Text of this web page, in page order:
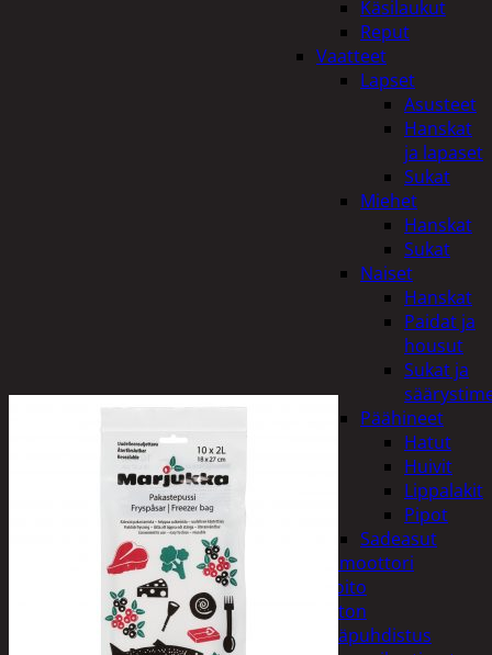
Käsilaukut
Reput
Vaatteet
Lapset
Asusteet
Hanskat
ja lapaset
Sukat
Miehet
Hanskat
Sukat
Naiset
Hanskat
Paidat ja
housut
Sukat ja
Päähineet
Hatut
Huivit
Lippalakit
Pipot
Sadeasut
Auto, vene ja moottori
Autonhoito
Auton
sisäpuhdistus